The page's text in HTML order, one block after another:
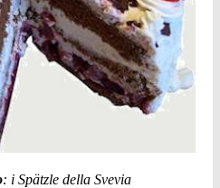
: i Spätzle della Svevia